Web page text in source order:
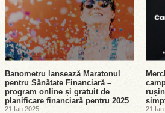
Banometru lansează Maratonul
pentru Sănătate Financiară –
program online și gratuit de
planificare financiară pentru 2025
21 Ian 2025 21